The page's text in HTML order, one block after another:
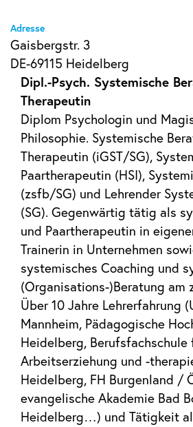
Adresse
Gaisbergstr. 3
DE-69115 Heidelberg
Dipl.-Psych. Systemische
Therapeutin
Diplom Psychologin und
Philosophie. Systemische
Therapeutin (iGST/SG),
Paartherapeutin (HSI),
(zsfb/SG) und Lehrender
(SG). Gegenwärtig tätig als
und Paartherapeutin in
Trainerin in Unternehmen
systemisches Coaching und
(Organisations-)Beratung am
Über 10 Jahre Lehrerfahrung
Mannheim, Pädagogische
Heidelberg, Berufsfachschule
Arbeitserziehung und -
Heidelberg, FH Burgenland /
evangelische Akademie Bad
Heidelberg…) und Tätigkeit